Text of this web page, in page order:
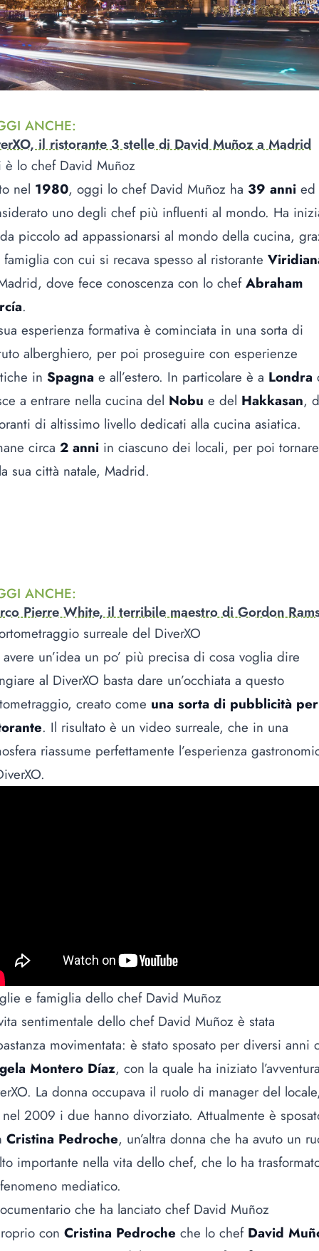
ANCHE:
il ristorante 3 stelle di David Muñoz a Madrid
è lo chef David Muñoz
nel 1980, oggi lo chef David Muñoz ha 39 anni ed
uno degli chef più influenti al mondo. Ha
piccolo ad appassionarsi al mondo della cucina,
famiglia con cui si recava spesso al ristorante
dove fece conoscenza con lo chefAbraham
.
esperienza formativa è cominciata in una sorta di
alberghiero, per poi proseguire con esperienze
in Spagna e all’estero. In particolare è a Londra
a entrare nella cucina del Nobu e del Hakkasan,
di altissimo livello dedicati alla cucina asiatica.
circa 2 anni in ciascuno dei locali, per poi tornare
sua città natale, Madrid.
ANCHE:
Pierre White, il terribile maestro di Gordon
surreale del DiverXO
avere un’idea un po’ più precisa di cosa voglia dire
al DiverXO basta dare un’occhiata a questo
creato come una sorta di pubblicità
. Il risultato è un video surreale, che in una
riassume perfettamente l’esperienza
e famiglia dello chef David Muñoz
sentimentale dello chef David Muñoz è stata
movimentata: è stato sposato per diversi anni
Montero Díaz, con la quale ha iniziato
La donna occupava il ruolo di manager del
2009 i due hanno divorziato. Attualmente è
Cristina Pedroche, un’altra donna che ha avuto un
importante nella vita dello chef, che lo ha
mediatico.
che ha lanciato chef David Muñoz
con Cristina Pedroche che lo chef David